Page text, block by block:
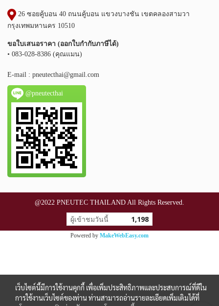
26 ซอยคู้บอน 40 ถนนคู้บอน แขวงบางชัน เขตคลองสามวา
กรุงเทพมหานคร 10510
ขอใบเสนอราคา (ออกใบกำกับภาษีได้)
• 083-028-8386 (คุณแมน)
E-mail : pneutecthai@gmail.com
@pneutecthai
@2022 PNEUTEC THAILAND All Rights Reserved.
ผู้เข้าชมวันนี้ 1,198
Powered by MakeWebEasy.com
เว็บไซต์นี้มีการใช้งานคุกกี้ เพื่อเพิ่มประสิทธิภาพและประสบการณ์ที่ดีใน
การใช้งานเว็บไซต์ของท่าน ท่านสามารถอ่านรายละเอียดเพิ่มเติมได้ที่